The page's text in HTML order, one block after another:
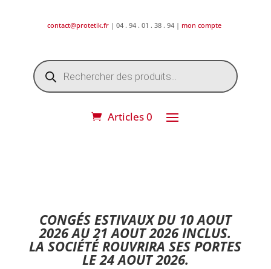
contact@protetik.fr | 04 . 94 . 01 . 38 . 94 | mon compte
Recherche
de
produits
Articles 0
CONGÉS ESTIVAUX DU 10 AOUT
2026 AU 21 AOUT 2026 INCLUS.
LA SOCIÉTÉ ROUVRIRA SES PORTES
LE 24 AOUT 2026.